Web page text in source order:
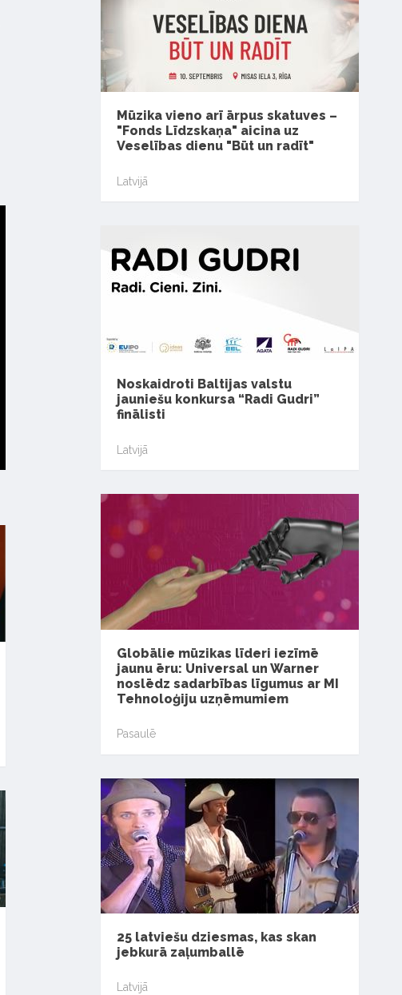
Mūzika vieno arī ārpus skatuves –
"Fonds Līdzskaņa" aicina uz
Veselības dienu "Būt un radīt"
Latvijā
Noskaidroti Baltijas valstu
jauniešu konkursa “Radi Gudri”
finālisti
Latvijā
Globālie mūzikas līderi iezīmē
jaunu ēru: Universal un Warner
noslēdz sadarbības līgumus ar MI
Tehnoloģiju uzņēmumiem
Pasaulē
25 latviešu dziesmas, kas skan
jebkurā zaļumballē
Latvijā